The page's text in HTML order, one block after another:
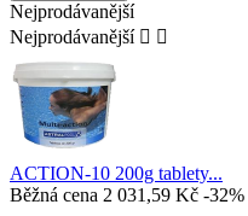
Nejprodávanější
Nejprodávanější  
ACTION-10 200g tablety...
Běžná cena 2 031,59 Kč -32%